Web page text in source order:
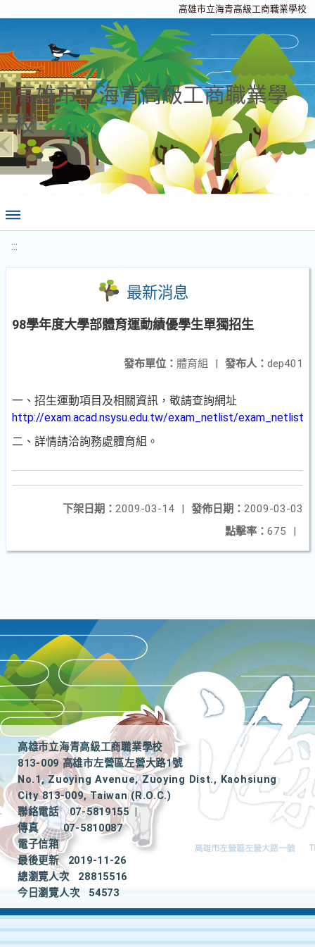
高雄市立海青高級工商職業學校
高雄市立海青高級工商職業學
校
:::
最新消息
98學年度大學部體育運動績優學生單獨招生
發布人： dep401
發布單位： 體育組 |
一、招生運動項目及相關資訊，敬請查詢網址
http://exam.acad.nsysu.edu.tw/exam_netlist/
二、詳情請洽詢務處體育組。
發佈日期： 2009-03-03
下架日期： 2009-03-14
|
點擊率： 675 |
高雄市立海青高級工商職業學校
813-009 高雄市左營區左營大路1號
No.1, Zuoying Avenue, Zuoying Dist., Kaohsiung
City 813-009, Taiwan (R.O.C.)
聯絡電話
07-5819155
|
傳真
07-5810087
電子信箱
最後更新
2019-11-26
總瀏覽人次
28815516
今日瀏覽人次
54573